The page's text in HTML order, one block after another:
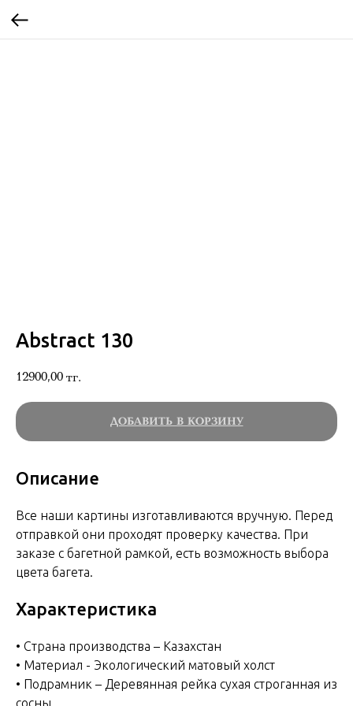
Abstract 130
12900,00 тг.
ДОБАВИТЬ В КОРЗИНУ
Описание
Все наши картины изготавливаются вручную. Перед
отправкой они проходят проверку качества. При
заказе с багетной рамкой, есть возможность выбора
цвета багета.
Характеристика
• Страна производства – Казахстан
• Материал - Экологический матовый холст
• Подрамник – Деревянная рейка сухая строганная из
сосны